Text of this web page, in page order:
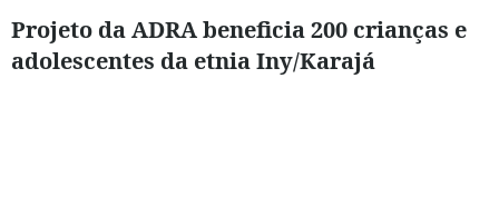
Projeto da ADRA beneficia 200 crianças e
adolescentes da etnia Iny/Karajá